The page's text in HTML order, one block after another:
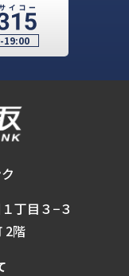
19:00
丁目３−３
2階